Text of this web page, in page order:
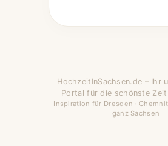
HochzeitInSachsen.de – Ihr
Portal für die schönste Zeit
Inspiration für Dresden ·
ganz Sachsen